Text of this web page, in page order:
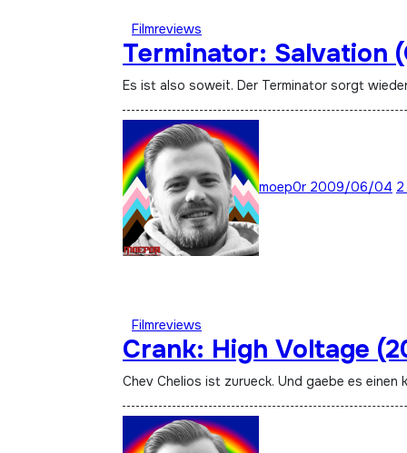
Filmreviews
Terminator: Salvation
Es ist also soweit. Der Terminator sorgt
moep0r 2009/06/04 2
Filmreviews
Crank: High Voltage
Chev Chelios ist zurueck. Und gaebe es